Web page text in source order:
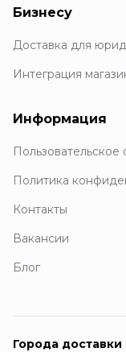
Бизнесу
Доставка для
Интеграция
Информация
Пользовательское
Политика
Контакты
Вакансии
Блог
Города доставки